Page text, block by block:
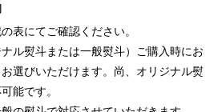
表にてご確認ください。
ル熨斗または一般熨斗）ご購入時にお
選びいただけます。尚、オリジナル熨
能です。